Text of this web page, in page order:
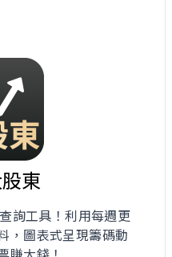
東
詢工具！利用每週更
，圖表式呈現籌碼動